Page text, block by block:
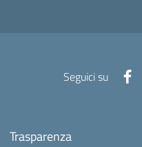
Seguici su
Trasparenza